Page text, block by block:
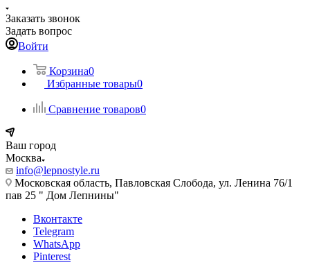
Заказать звонок
Задать вопрос
Войти
Корзина0
Избранные товары0
Сравнение товаров0
Ваш город
Москва
info@lepnostyle.ru
Московская область, Павловская Слобода, ул. Ленина 76/1
пав 25 " Дом Лепнины"
Вконтакте
Telegram
WhatsApp
Pinterest